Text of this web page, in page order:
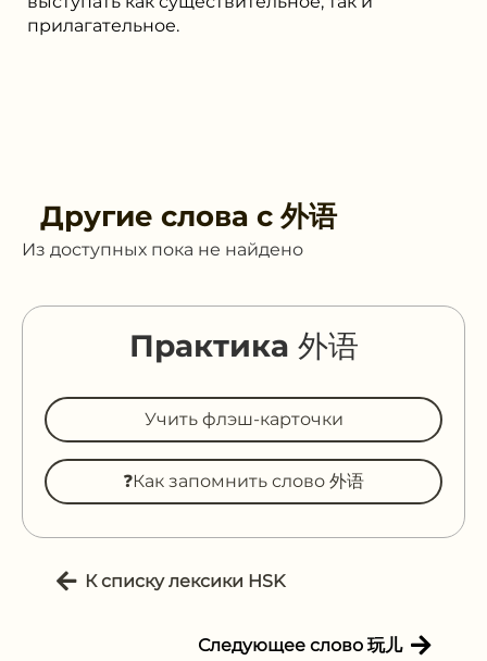
прилагательное.
Другие слова с 外语
Из доступных пока не найдено
Практика 外语
Учить флэш-карточки
❓Как запомнить слово 外语
К списку лексики HSK
Следующее слово 玩儿